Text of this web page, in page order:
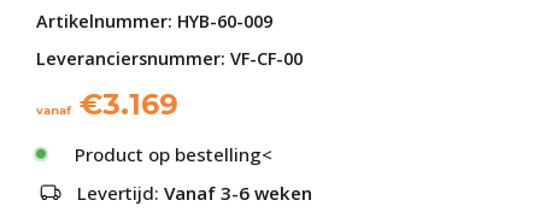
Artikelnummer: HYB-60-009
Leveranciersnummer: VF-CF-00
vanaf €3.169
Product op bestelling<
Levertijd: Vanaf 3-6 weken